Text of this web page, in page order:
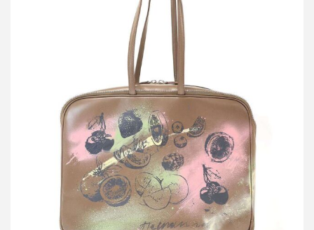
ミナペルホネン×ポーター by SPOLOGUM siemen bag ペイントレ
ザーバッグ
買取金額54,000円
詳しく見る